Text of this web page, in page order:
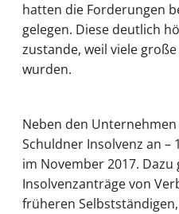
hatten die Forderungen
gelegen. Diese deutlich
zustande, weil viele
wurden.
Neben den
Schuldner Insolvenz an –
im November 2017.
Insolvenzanträge von
früheren